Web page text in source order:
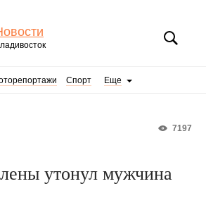
Спорт Еще
7197
утонул мужчина